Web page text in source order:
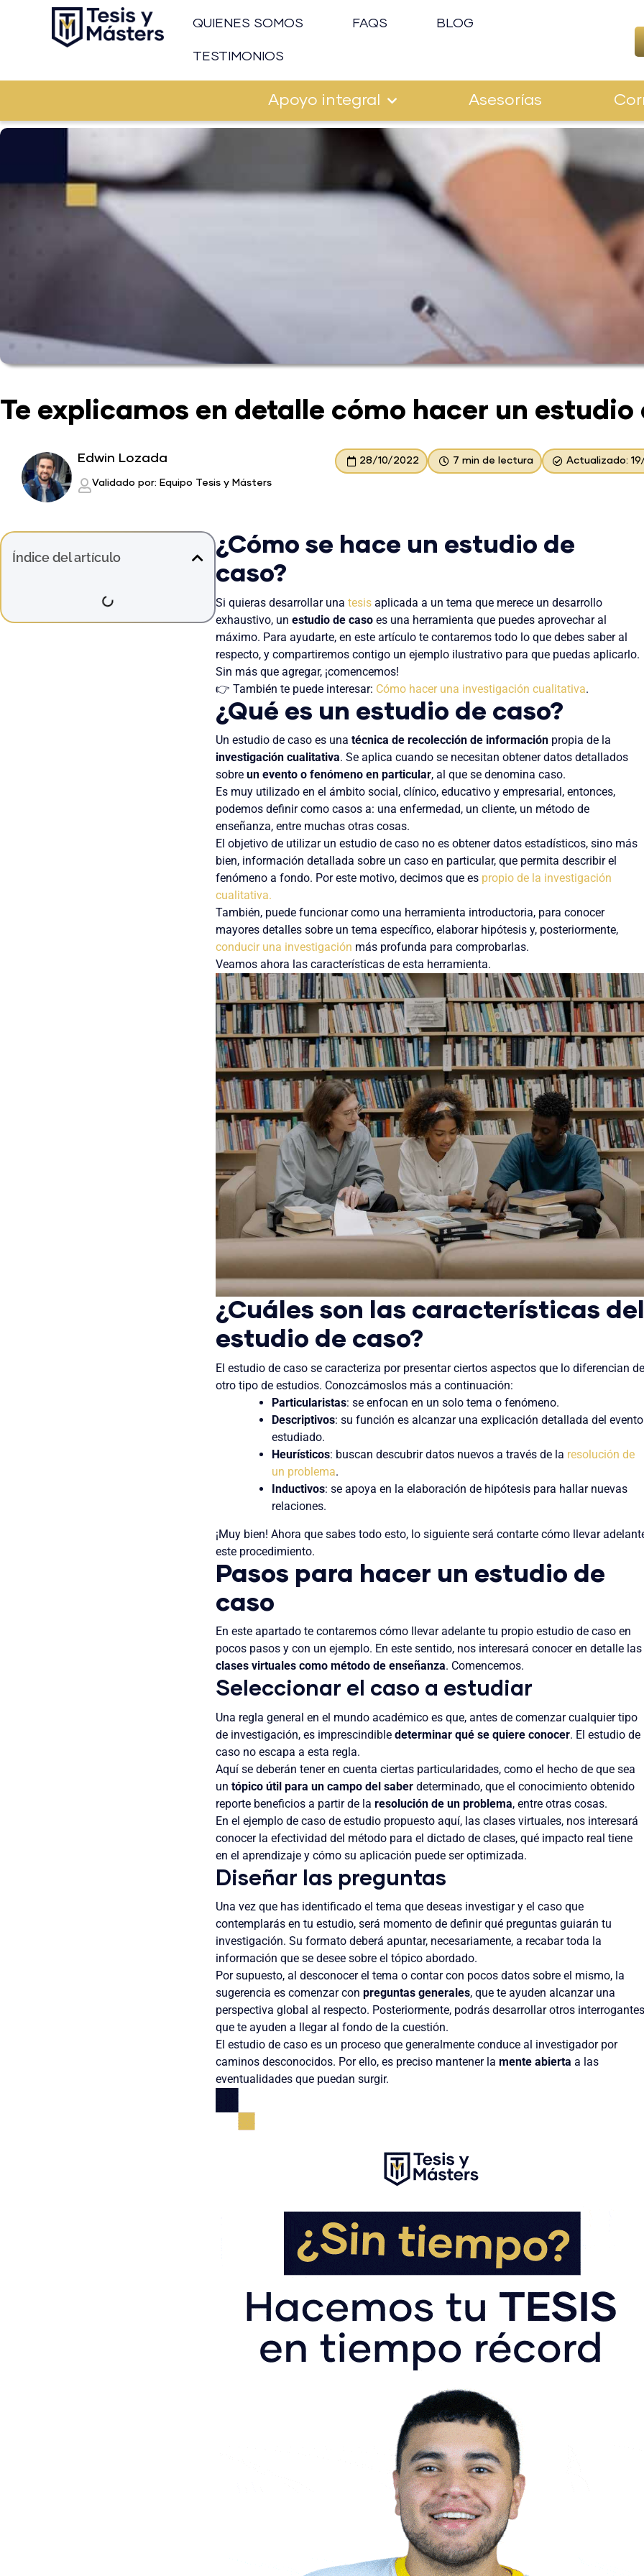
contenido
QUIENES SOMOS FAQS BLOG
TESTIMONIOS
Apoyo integral Asesorías
Te explicamos en detalle cómo hacer un estudio
Edwin Lozada
Validado por: Equipo Tesis y Másters
28/10/2022 7 min de lectura Actualizado:
Índice del artículo
¿Cómo se hace un estudio de
caso?
Si quieras desarrollar una tesis aplicada a un tema que merece un desarrollo
exhaustivo, un estudio de caso es una herramienta que puedes aprovechar al
máximo. Para ayudarte, en este artículo te contaremos todo lo que debes saber al
respecto, y compartiremos contigo un ejemplo ilustrativo para que puedas aplicarlo.
Sin más que agregar, ¡comencemos!
👉 También te puede interesar: Cómo hacer una investigación cualitativa.
¿Qué es un estudio de caso?
Un estudio de caso es una técnica de recolección de información propia de la
investigación cualitativa. Se aplica cuando se necesitan obtener datos detallados
sobre un evento o fenómeno en particular, al que se denomina caso.
Es muy utilizado en el ámbito social, clínico, educativo y empresarial, entonces,
podemos definir como casos a: una enfermedad, un cliente, un método de
enseñanza, entre muchas otras cosas.
El objetivo de utilizar un estudio de caso no es obtener datos estadísticos, sino más
bien, información detallada sobre un caso en particular, que permita describir el
fenómeno a fondo. Por este motivo, decimos que es propio de la investigación
cualitativa.
También, puede funcionar como una herramienta introductoria, para conocer
mayores detalles sobre un tema específico, elaborar hipótesis y, posteriormente,
conducir una investigación más profunda para comprobarlas.
Veamos ahora las características de esta herramienta.
¿Cuáles son las características del
estudio de caso?
El estudio de caso se caracteriza por presentar ciertos aspectos que lo diferencian de
otro tipo de estudios. Conozcámoslos más a continuación:
Particularistas: se enfocan en un solo tema o fenómeno.
Descriptivos: su función es alcanzar una explicación detallada del evento
estudiado.
Heurísticos: buscan descubrir datos nuevos a través de la resolución de
un problema.
Inductivos: se apoya en la elaboración de hipótesis para hallar nuevas
relaciones.
¡Muy bien! Ahora que sabes todo esto, lo siguiente será contarte cómo llevar
este procedimiento.
Pasos para hacer un estudio de
caso
En este apartado te contaremos cómo llevar adelante tu propio estudio de caso en
pocos pasos y con un ejemplo. En este sentido, nos interesará conocer en detalle las
clases virtuales como método de enseñanza. Comencemos.
Seleccionar el caso a estudiar
Una regla general en el mundo académico es que, antes de comenzar cualquier tipo
de investigación, es imprescindible determinar qué se quiere conocer. El estudio de
caso no escapa a esta regla.
Aquí se deberán tener en cuenta ciertas particularidades, como el hecho de que sea
un tópico útil para un campo del saber determinado, que el conocimiento obtenido
reporte beneficios a partir de la resolución de un problema, entre otras cosas.
En el ejemplo de caso de estudio propuesto aquí, las clases virtuales, nos interesará
conocer la efectividad del método para el dictado de clases, qué impacto real tiene
en el aprendizaje y cómo su aplicación puede ser optimizada.
Diseñar las preguntas
Una vez que has identificado el tema que deseas investigar y el caso que
contemplarás en tu estudio, será momento de definir qué preguntas guiarán tu
investigación. Su formato deberá apuntar, necesariamente, a recabar toda la
información que se desee sobre el tópico abordado.
Por supuesto, al desconocer el tema o contar con pocos datos sobre el mismo, la
sugerencia es comenzar con preguntas generales, que te ayuden alcanzar una
perspectiva global al respecto. Posteriormente, podrás desarrollar otros interrogantes
que te ayuden a llegar al fondo de la cuestión.
El estudio de caso es un proceso que generalmente conduce al investigador por
caminos desconocidos. Por ello, es preciso mantener la mente abierta a las
eventualidades que puedan surgir.